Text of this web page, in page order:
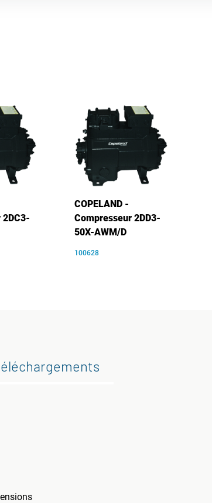
COPELAND -
Compresseur 2DD3-
50X-AWM/D
100628